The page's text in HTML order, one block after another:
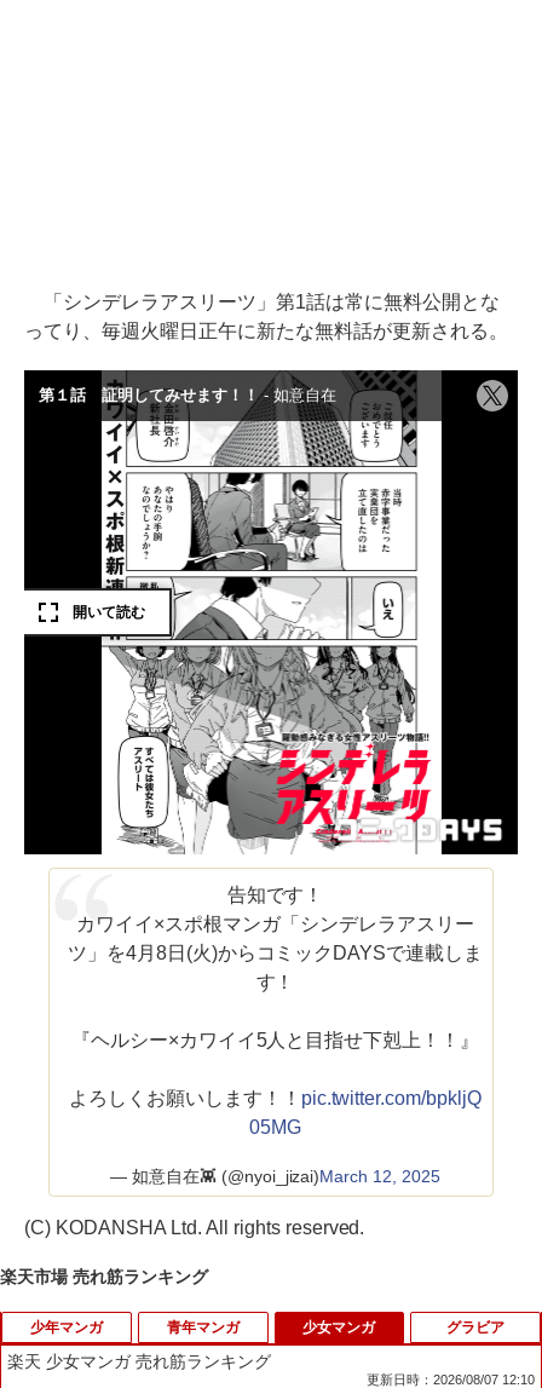
「シンデレラアスリーツ」第1話は常に無料公開とな
ってり、毎週火曜日正午に新たな無料話が更新される。
告知です！
カワイイ×スポ根マンガ「シンデレラアスリー
ツ」を4月8日(火)からコミックDAYSで連載しま
す！
『ヘルシー×カワイイ5人と目指せ下剋上！！』
よろしくお願いします！！ pic.twitter.com/bpkljQ
05MG
— 如意自在👾 (@nyoi_jizai)March 12, 2025
(C) KODANSHA Ltd. All rights reserved.
楽天市場 売れ筋ランキング
少年マンガ 青年マンガ 少女マンガ
楽天 少女マンガ 売れ筋ランキング
更新日時：2026/08/07 12:10
グラビア